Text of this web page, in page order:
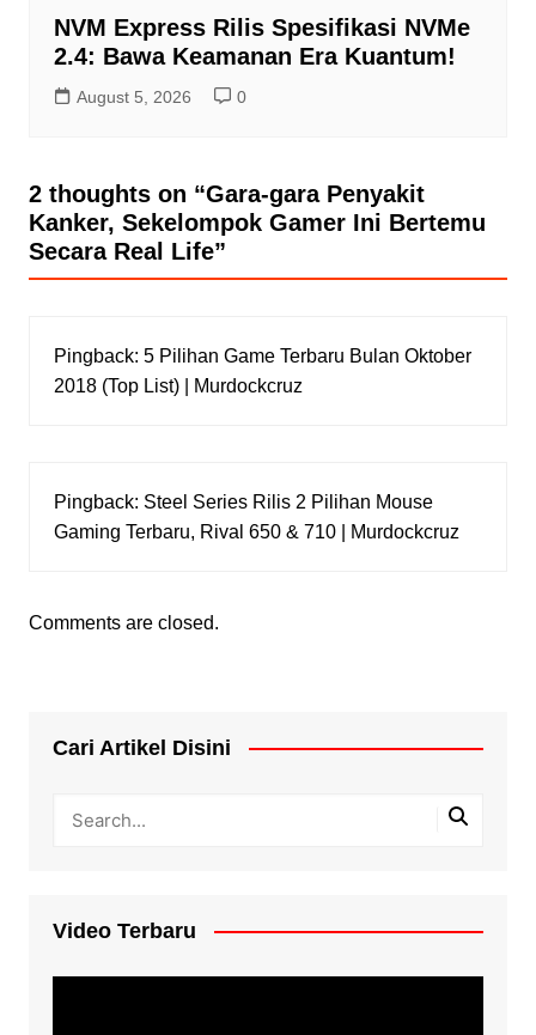
NVM Express Rilis Spesifikasi NVMe
2.4: Bawa Keamanan Era Kuantum!
August 5, 2026 0
2 thoughts on “Gara-gara Penyakit
Kanker, Sekelompok Gamer Ini Bertemu
Secara Real Life”
Pingback: 5 Pilihan Game Terbaru Bulan Oktober
2018 (Top List) | Murdockcruz
Pingback: Steel Series Rilis 2 Pilihan Mouse
Gaming Terbaru, Rival 650 & 710 | Murdockcruz
Comments are closed.
Cari Artikel Disini
Video Terbaru